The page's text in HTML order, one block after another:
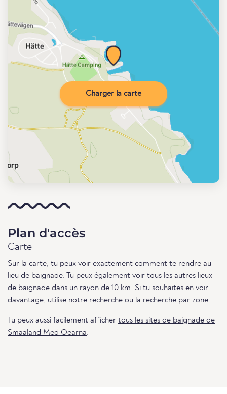
Charger la carte
Plan d'accès
Carte
Sur la carte, tu peux voir exactement comment te rendre au
lieu de baignade. Tu peux également voir tous les autres lieux
de baignade dans un rayon de 10 km. Si tu souhaites en voir
davantage, utilise notre recherche ou la recherche par zone.
Tu peux aussi facilement afficher tous les sites de baignade de
Smaaland Med Oearna.